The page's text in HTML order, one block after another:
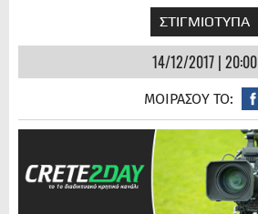
ΣΤΙΓΜΙΟΤΥΠΑ
14/12/2017 | 20:00
ΜΟΙΡΑΣΟΥ ΤΟ: